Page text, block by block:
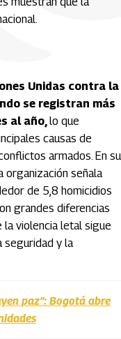
Unidas contra la
se registran más
al año,lo que
causas de
armados. En su
organización señala
de 5,8 homicidios
grandes diferencias
violencia letal sigue
seguridad y la
paz”: Bogotá abre